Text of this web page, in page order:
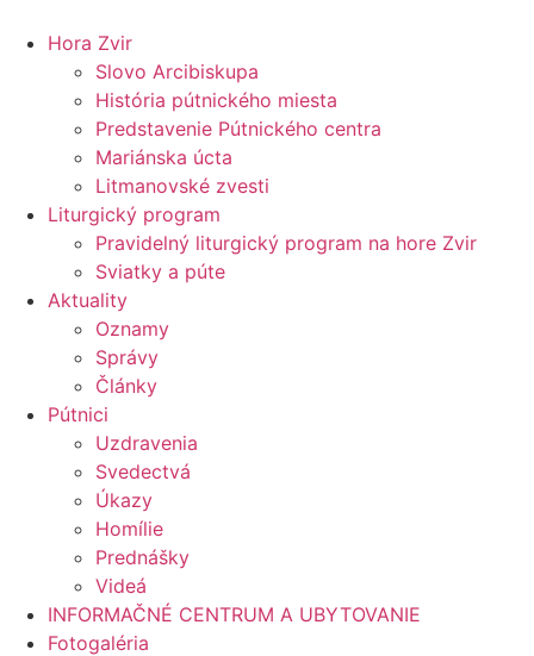
Hora Zvir
Slovo Arcibiskupa
História pútnického miesta
Predstavenie Pútnického centra
Mariánska úcta
Litmanovské zvesti
Liturgický program
Pravidelný liturgický program na hore Zvir
Sviatky a púte
Aktuality
Oznamy
Správy
Články
Pútnici
Uzdravenia
Svedectvá
Úkazy
Homílie
Prednášky
Videá
INFORMAČNÉ CENTRUM A UBYTOVANIE
Fotogaléria